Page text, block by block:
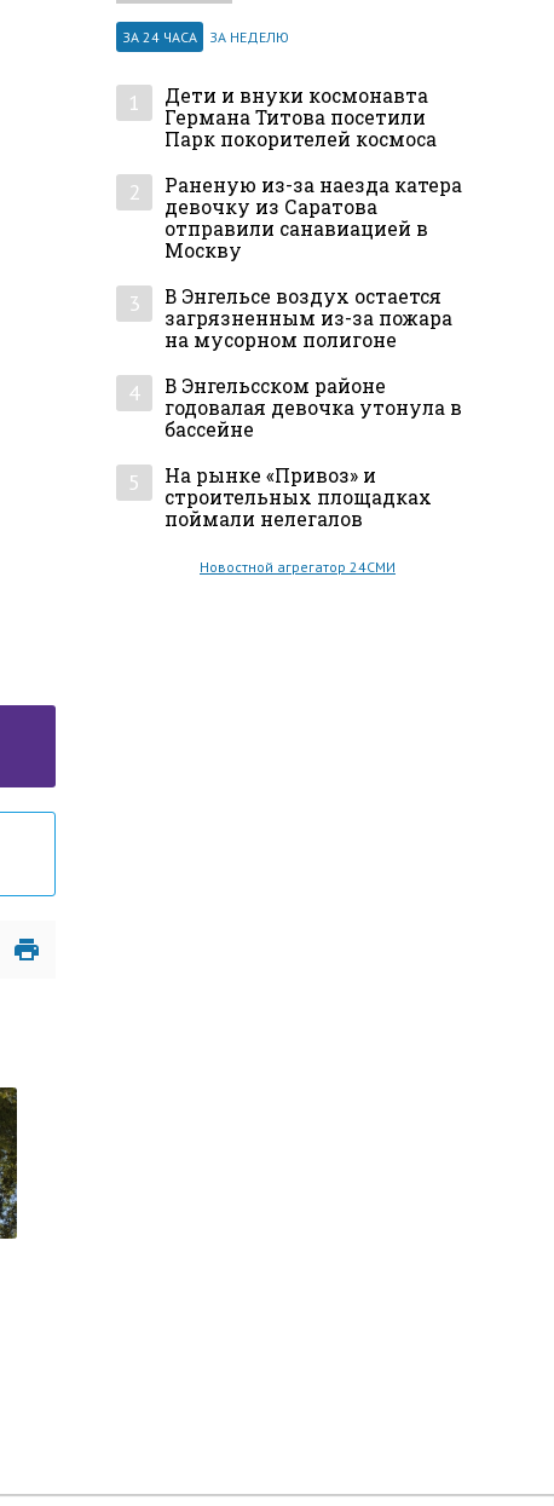
ЗА 24 ЧАСА ЗА НЕДЕЛЮ
1
Дети и внуки космонавта
Германа Титова посетили
Парк покорителей космоса
2
Раненую из-за наезда катера
девочку из Саратова
отправили санавиацией в
Москву
3
В Энгельсе воздух остается
загрязненным из-за пожара
на мусорном полигоне
4
В Энгельсском районе
годовалая девочка утонула в
бассейне
5
На рынке «Привоз» и
строительных площадках
поймали нелегалов
Новостной агрегатор 24СМИ